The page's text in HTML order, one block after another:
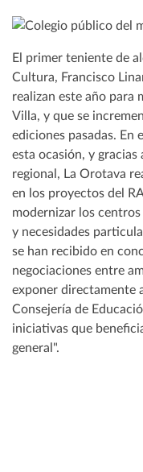
El primer teniente de
Cultura, Francisco
realizan este año para
Villa, y que se
ediciones pasadas. En
esta ocasión, y
regional, La Orotava
en los proyectos del
modernizar los
y necesidades
se han recibido en
negociaciones entre
exponer directamente
Consejería de
iniciativas que
general".